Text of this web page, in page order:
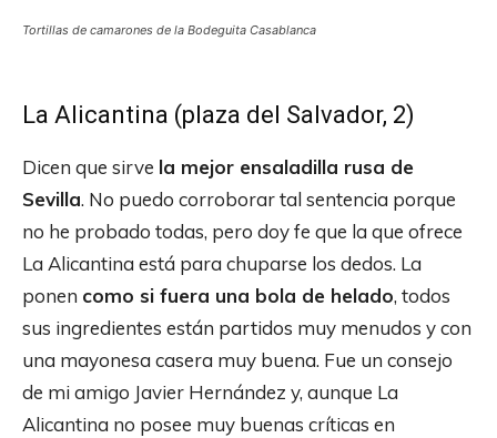
Tortillas de camarones de la Bodeguita Casablanca
La Alicantina (plaza del Salvador, 2)
Dicen que sirve la mejor ensaladilla rusa de
Sevilla. No puedo corroborar tal sentencia porque
no he probado todas, pero doy fe que la que ofrece
La Alicantina está para chuparse los dedos. La
ponen como si fuera una bola de helado, todos
sus ingredientes están partidos muy menudos y con
una mayonesa casera muy buena. Fue un consejo
de mi amigo Javier Hernández y, aunque La
Alicantina no posee muy buenas críticas en